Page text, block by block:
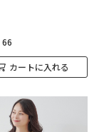
66
カートに入れる